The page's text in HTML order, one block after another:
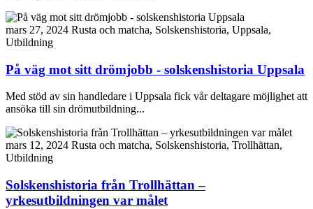
mars 27, 2024 Rusta och matcha, Solskenshistoria, Uppsala,
Utbildning
På väg mot sitt drömjobb - solskenshistoria Uppsala
Med stöd av sin handledare i Uppsala fick vår deltagare möjlighet att
ansöka till sin drömutbildning...
mars 12, 2024 Rusta och matcha, Solskenshistoria, Trollhättan,
Utbildning
Solskenshistoria från Trollhättan –
yrkesutbildningen var målet